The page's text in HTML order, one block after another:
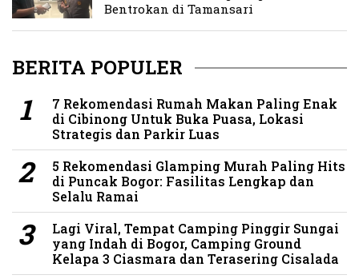
Bentrokan di Tamansari
BERITA POPULER
7 Rekomendasi Rumah Makan Paling Enak
di Cibinong Untuk Buka Puasa, Lokasi
Strategis dan Parkir Luas
5 Rekomendasi Glamping Murah Paling Hits
di Puncak Bogor: Fasilitas Lengkap dan
Selalu Ramai
Lagi Viral, Tempat Camping Pinggir Sungai
yang Indah di Bogor, Camping Ground
Kelapa 3 Ciasmara dan Terasering Cisalada